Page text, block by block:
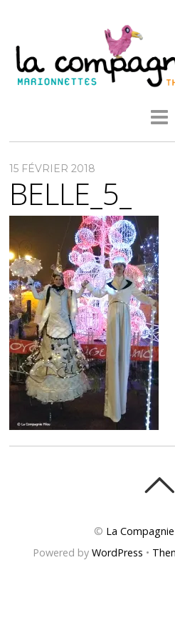
15 FÉVRIER 2018
BELLE_5_
© La
Powered by WordPress •